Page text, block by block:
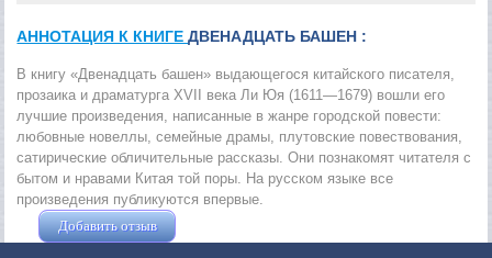
АННОТАЦИЯ К КНИГЕДВЕНАДЦАТЬ БАШЕН :
В книгу «Двенадцать башен» выдающегося китайского писателя,
прозаика и драматурга XVII века Ли Юя (1611—1679) вошли его
лучшие произведения, написанные в жанре городской повести:
любовные новеллы, семейные драмы, плутовские повествования,
сатирические обличительные рассказы. Они познакомят читателя с
бытом и нравами Китая той поры. На русском языке все
произведения публикуются впервые.
Добавить отзыв